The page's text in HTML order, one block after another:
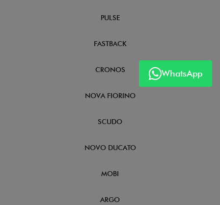
WhatsApp
PULSE
FASTBACK
CRONOS
NOVA FIORINO
SCUDO
NOVO DUCATO
MOBI
ARGO